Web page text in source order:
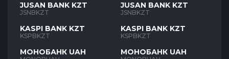
JUSAN BANK KZT
JSNBKZT
KASPI BANK KZT
KSPBKZT
МОНОБАНК UAH
JUSAN BANK KZT
JSNBKZT
KASPI BANK KZT
KSPBKZT
МОНОБАНК UAH